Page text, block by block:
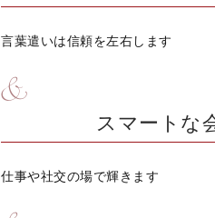
言葉遣いは信頼を左右します
スマートな
仕事や社交の場で輝きます